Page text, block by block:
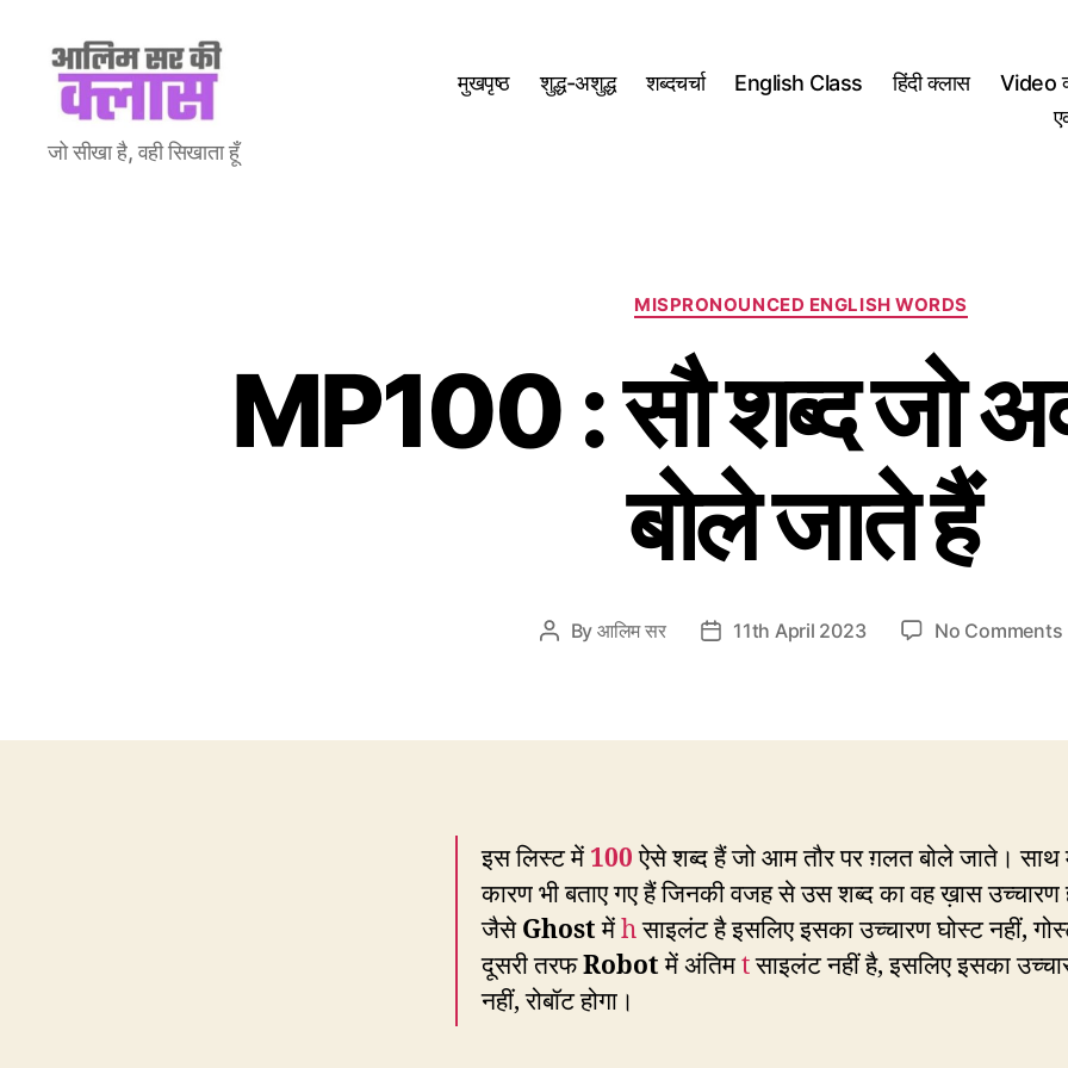
Aalim
Sir
जो सीखा है, वही सिखाता हूँ
मुखपृष्ठ शुद्ध-अशुद्ध शब्दचर्चा English Class हिंदी क्लास Video
Categories
MISPRONOUNCED ENGLISH WORDS
MP100 : सौ शब्द जो
बोले जाते हैं
Post
By आलिम सर
Post11th April 2023 No Comments
इस लिस्ट में 100ऐसे शब्द हैं जो आम तौर पर ग़लत बोले जाते। साथ
कारण भी बताए गए हैं जिनकी वजह से उस शब्द का वह ख़ास उच्चारण
जैसेGhostमेंhसाइलंट है इसलिए इसका उच्चारण घोस्ट नहीं,
दूसरी तरफRobotमें अंतिमtसाइलंट नहीं है, इसलिए इसका
नहीं, रोबॉट होगा।